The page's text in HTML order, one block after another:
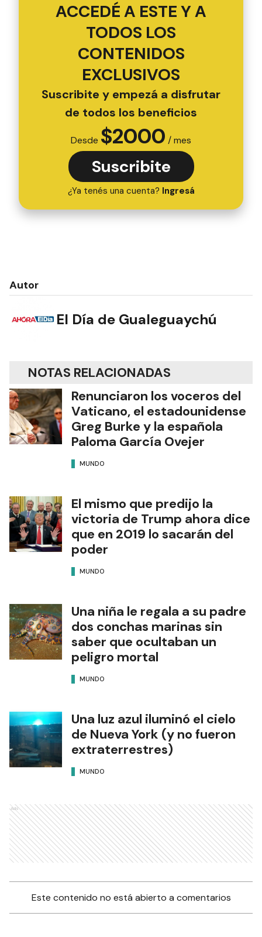
ACCEDÉ A ESTE Y A
TODOS LOS
CONTENIDOS
EXCLUSIVOS
Suscribite y empezá a disfrutar
de todos los beneficios
Desde $2000 / mes
Suscribite
¿Ya tenés una cuenta? Ingresá
Autor
El Día de Gualeguaychú
NOTAS RELACIONADAS
Renunciaron los voceros del
Vaticano, el estadounidense
Greg Burke y la española
Paloma García Ovejer
MUNDO
El mismo que predijo la
victoria de Trump ahora dice
que en 2019 lo sacarán del
poder
MUNDO
Una niña le regala a su padre
dos conchas marinas sin
saber que ocultaban un
peligro mortal
MUNDO
Una luz azul iluminó el cielo
de Nueva York (y no fueron
extraterrestres)
MUNDO
Ads
Este contenido no está abierto a comentarios